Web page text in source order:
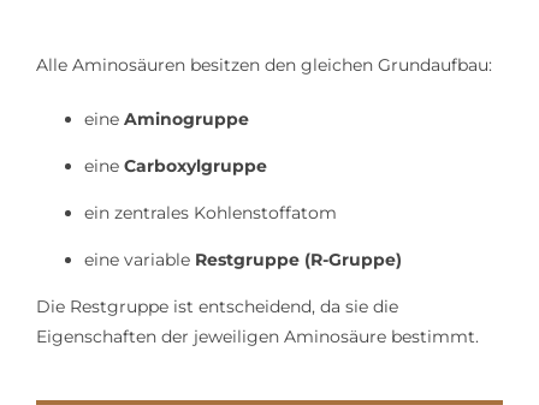
Alle Aminosäuren besitzen den gleichen Grundaufbau:
eine Aminogruppe
eine Carboxylgruppe
ein zentrales Kohlenstoffatom
eine variable Restgruppe (R-Gruppe)
Die Restgruppe ist entscheidend, da sie die
Eigenschaften der jeweiligen Aminosäure bestimmt.